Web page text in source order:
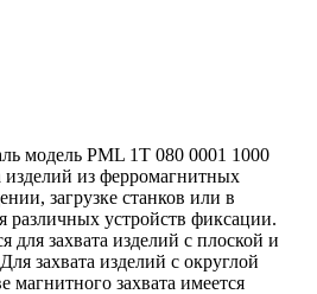
модель PML 1Т 080 0001 1000
изделий из ферромагнитных
загрузке станков или в
различных устройств фиксации.
для захвата изделий с плоской и
захвата изделий с округлой
захвата имеется